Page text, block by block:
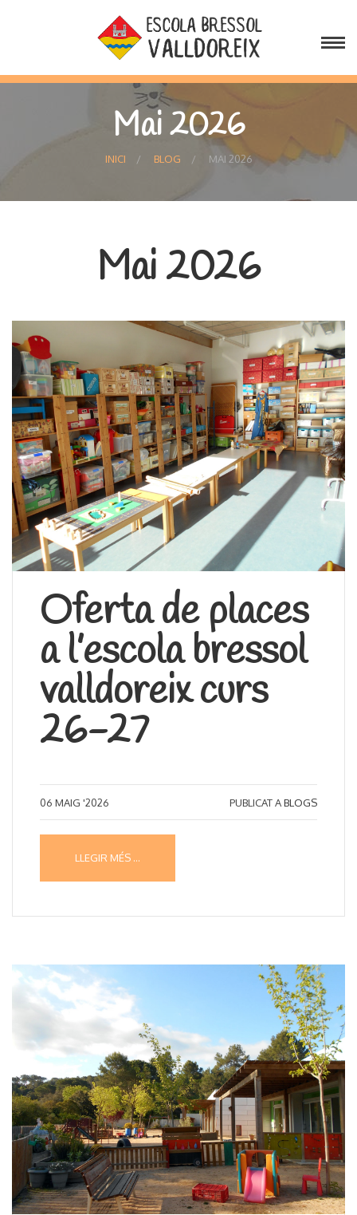
Mai 2026
INICI BLOG MAI 2026
Mai 2026
Oferta de places
a l’escola bressol
valldoreix curs
26-27
PUBLICAT ABLOGS
06 MAIG '2026
LLEGIR MÉS ...